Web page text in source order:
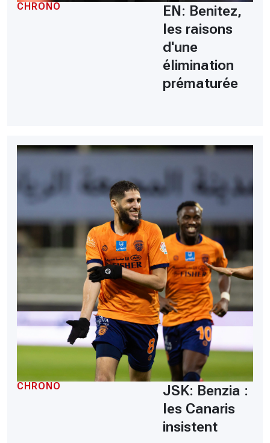
CHRONO
EN: Benitez,
les raisons
d'une
élimination
prématurée
CHRONO
JSK: Benzia :
les Canaris
insistent